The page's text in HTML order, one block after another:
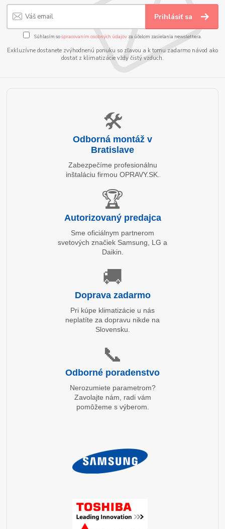
Prihlásiť sa
Súhlasím sospracovaním osobných údajov za účelom zasielania newslettera.
Exkluzívne dostanete zvýhodnenú ponuku so zľavou a k tomu zadarmo návod ako
dostať z klimatizácie vždy čistý vzduch.
🛠️
Odborná montáž v
Bratislave
Zabezpečíme profesionálnu
inštaláciu firmou OPRAVY.SK.
🏆
Autorizovaný predajca
Sme oficiálnym partnerom
svetových značiek Samsung, LG a
Daikin.
🚚
Doprava zadarmo
Pri kúpe klimatizácie u nás
neplatíte za dopravu nikde na
Slovensku.
📞
Odborné poradenstvo
Nerozumiete parametrom?
Zavolajte nám, radi vám
pomôžeme s výberom.